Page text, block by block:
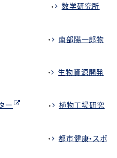
・
数学研究所
・
南部陽一郎物
生物資源開発
ー ・
植物工場研究
都市健康・スポ